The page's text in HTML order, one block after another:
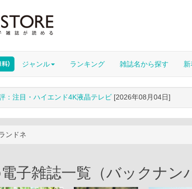
ジャンル ランキング 雑誌名から探す
：注目・ハイエンド4K液晶テレビ [2026年08月04日]
ンドネ
子雑誌一覧（バックナン